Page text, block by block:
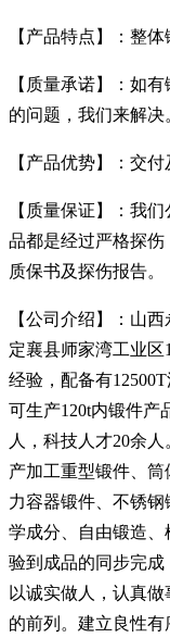
【产品特点】：整
【质量承诺】：如
的问题，我们来解决
【产品优势】：交
【质量保证】：我
品都是经过严格探
质保书及探伤报告。
【公司介绍】：山
定襄县师家湾工业
经验，配备有
可生产120t内锻件产
人，科技人才20余
产加工重型锻件、
力容器锻件、不锈
学成分、自由锻造
验到成品的同步完
以诚实做人，认真
的前列。建立良性